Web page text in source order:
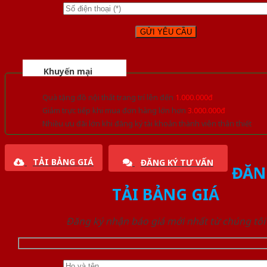
Khuyến mại
Quà tặng đồ nội thất trang trí lên đến 1.000.000đ
Giảm trực tiếp khi mua đơn hàng lớn hơn 3.000.000đ
Nhiều ưu đãi lớn khi đăng ký tài khoản thành viên thân thiết
TẢI BẢNG GIÁ ĐĂNG KÝ TƯ VẤN
TẢI BẢNG GIÁ
Đăng ký nhận báo giá mới nhất từ chúng tôi